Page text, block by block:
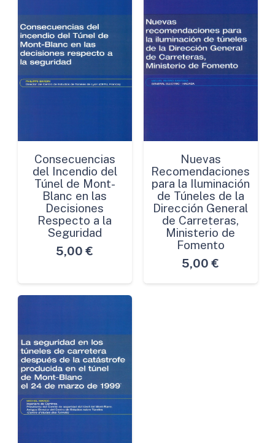
Consecuencias
del Incendio del
Túnel de Mont-
Blanc en las
Decisiones
Respecto a la
Seguridad
5,00 €
Nuevas
Recomendaciones
para la Iluminación
de Túneles de la
Dirección General
de Carreteras,
Ministerio de
Fomento
5,00 €